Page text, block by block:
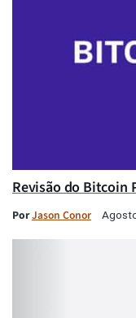
Revisão do Bitcoin
PorJason Conor